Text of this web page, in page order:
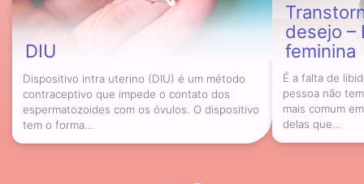
DIU
Dispositivo intra uterino (DIU) é um método
contraceptivo que impede o contato dos
espermatozoides com os óvulos. O dispositivo
tem o forma...
desejo –
feminina
É a falta de
pessoa não
mais comum
delas que...